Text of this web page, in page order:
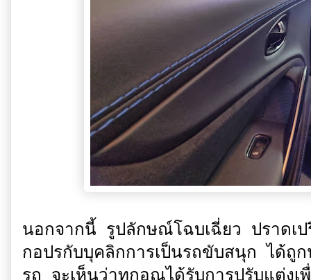
นอกจากนี้ รูปลักษณ์โฉบเฉี่ยว ปราดเป
กอปรกับบุคลิกการเป็นรถขับสนุก ได้ถู
รถ จะเห็นว่าทุกอณูได้รับการปรับแต่งเ